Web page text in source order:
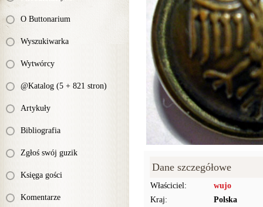
O Buttonarium
Wyszukiwarka
Wytwórcy
@Katalog (5 + 821 stron)
Artykuły
Bibliografia
Zgłoś swój guzik
Księga gości
Komentarze
Dane szczegółowe
Właściciel:
wujo
Kraj:
Polska